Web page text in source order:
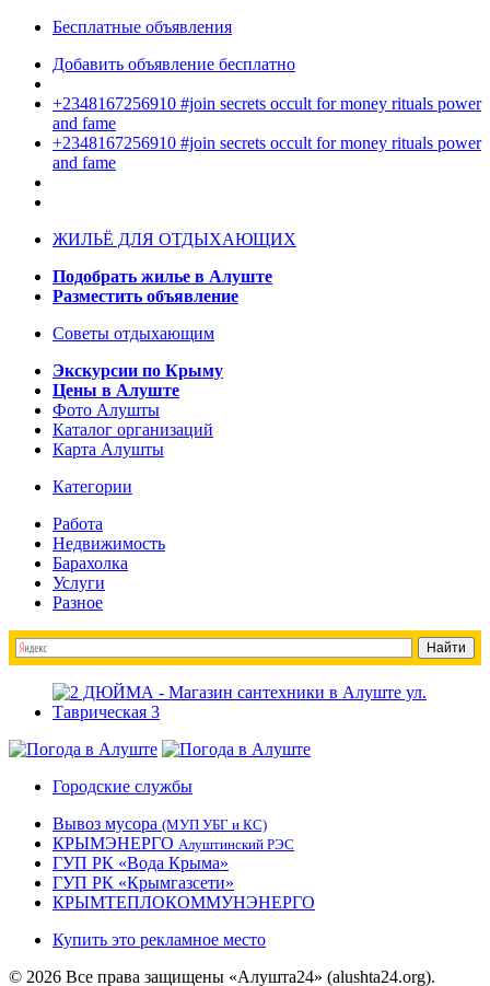
Бесплатные объявления
Добавить объявление бесплатно
+2348167256910 #join secrets occult for money rituals power
and fame
+2348167256910 #join secrets occult for money rituals power
and fame
ЖИЛЬЁ ДЛЯ ОТДЫХАЮЩИХ
Подобрать жилье в Алуште
Разместить объявление
Советы отдыхающим
Экскурсии по Крыму
Цены в Алуште
Фото Алушты
Каталог организаций
Карта Алушты
Категории
Работа
Недвижимость
Барахолка
Услуги
Разное
Городские службы
Вывоз мусора (МУП УБГ и КС)
КРЫМЭНЕРГО Алуштинский РЭС
ГУП РК «Вода Крыма»
ГУП РК «Крымгазсети»
КРЫМТЕПЛОКОММУНЭНЕРГО
Купить это рекламное место
© 2026 Все права защищены «Алушта24» (alushta24.org).